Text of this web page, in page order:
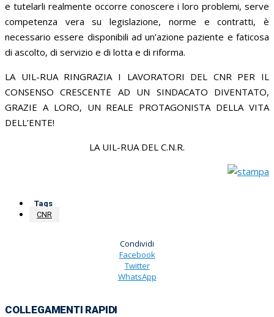
e tutelarli realmente occorre conoscere i loro problemi, serve
competenza vera su legislazione, norme e contratti, è
necessario essere disponibili ad un’azione paziente e faticosa
di ascolto, di servizio e di lotta e di riforma.
LA UIL-RUA RINGRAZIA I LAVORATORI DEL CNR PER IL
CONSENSO CRESCENTE AD UN SINDACATO DIVENTATO,
GRAZIE A LORO, UN REALE PROTAGONISTA DELLA VITA
DELL’ENTE!
LA UIL-RUA DEL C.N.R.
Tags
CNR
Condividi
Facebook
Twitter
WhatsApp
COLLEGAMENTI RAPIDI